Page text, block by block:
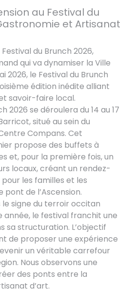
au Festival du
et Artisanat
du Brunch 2026,
qui va dynamiser la Ville
2026, le Festival du Brunch
édition inédite alliant
savoir-faire local.
2026 se déroulera du 14 au 17
situé au sein du
Compans. Cet
propose des buffets à
et, pour la première fois, un
locaux, créant un rendez-
les familles et les
de l’Ascension.
le signe du terroir occitan
année, le festival franchit une
sa structuration. L’objectif
de proposer une expérience
un véritable carrefour
Nous observons une
des ponts entre la
d’art.